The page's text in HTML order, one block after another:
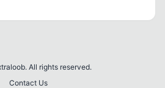
All rights reserved.
Contact Us